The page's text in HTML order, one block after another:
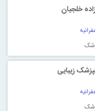
خلجیان
زیبایی